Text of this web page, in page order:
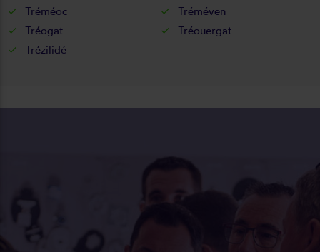
Tréméoc
Tréméven
Tréogat
Tréouergat
Trézilidé